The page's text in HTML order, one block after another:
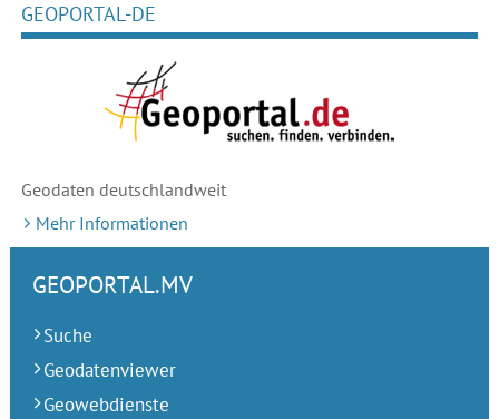
GEOPORTAL-DE
Geodaten deutschlandweit
Mehr Informationen
GEOPORTAL.MV
Suche
Geodatenviewer
Geowebdienste